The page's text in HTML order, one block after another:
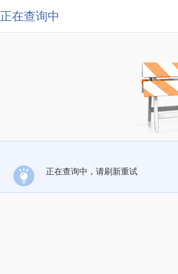
正在查询中
正在查询中，请刷新重试